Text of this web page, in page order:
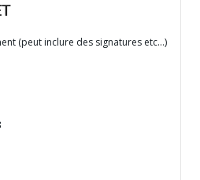
(peut inclure des signatures etc…)